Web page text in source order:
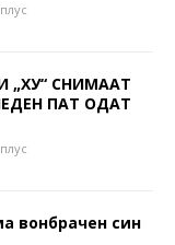
„ХУ“ СНИМААТ
ПАТ ОДАТ
вонбрачен син